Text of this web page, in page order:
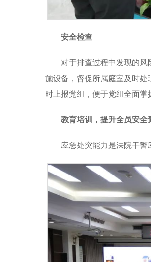
安全检查
对于排查过程中发现的
施设备，督促所属庭室及时处
时上报党组，便于党组全面掌
教育培训，提升全员安全
应急处突能力是法院干警